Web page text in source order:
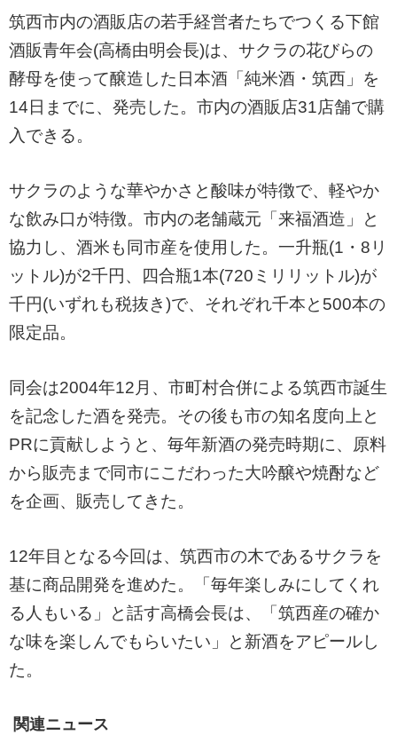
筑西市内の酒販店の若手経営者たちでつくる下館
酒販青年会(高橋由明会長)は、サクラの花びらの
酵母を使って醸造した日本酒「純米酒・筑西」を
14日までに、発売した。市内の酒販店31店舗で購
入できる。
サクラのような華やかさと酸味が特徴で、軽やか
な飲み口が特徴。市内の老舗蔵元「来福酒造」と
協力し、酒米も同市産を使用した。一升瓶(1・8リ
ットル)が2千円、四合瓶1本(720ミリリットル)が
千円(いずれも税抜き)で、それぞれ千本と500本の
限定品。
同会は2004年12月、市町村合併による筑西市誕生
を記念した酒を発売。その後も市の知名度向上と
PRに貢献しようと、毎年新酒の発売時期に、原料
から販売まで同市にこだわった大吟醸や焼酎など
を企画、販売してきた。
12年目となる今回は、筑西市の木であるサクラを
基に商品開発を進めた。「毎年楽しみにしてくれ
る人もいる」と話す高橋会長は、「筑西産の確か
な味を楽しんでもらいたい」と新酒をアピールし
た。
関連ニュース